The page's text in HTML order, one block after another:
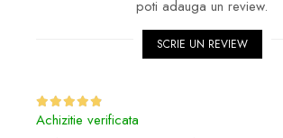
poti adauga un review.
SCRIE UN REVIEW
Achizitie verificata